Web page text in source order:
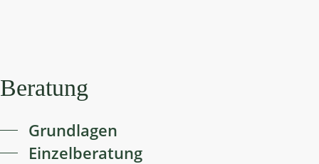
Beratung
Grundlagen
Einzelberatung